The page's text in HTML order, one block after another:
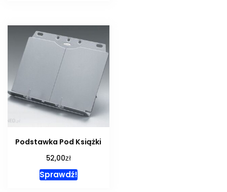
Podstawka Pod Książki
52,00zł
Sprawdź!